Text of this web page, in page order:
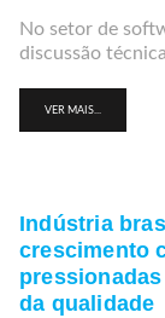
No setor de
discussão
VER MAIS...
Indústria
crescimento
da qualidade